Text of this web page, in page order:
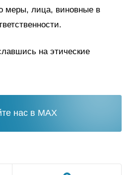
меры, лица, виновные в
на этические
нас в MAX